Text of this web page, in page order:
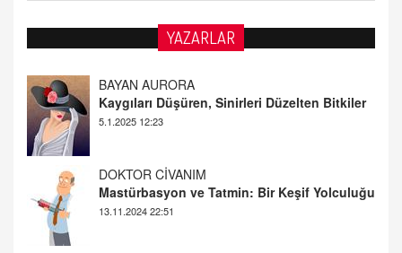
YAZARLAR
DOKTOR CİVANIM
Mastürbasyon ve Tatmin: Bir Keşif Yolculuğu
13.11.2024 22:51
ALİ EFENDİ
Adana At Yarışı Tahminleri | 21 Aralık
Cumartesi